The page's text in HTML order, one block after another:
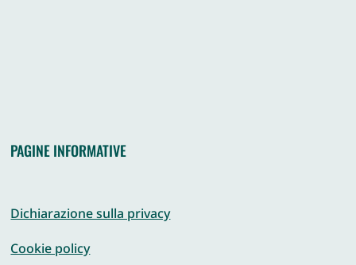
PAGINE INFORMATIVE
Dichiarazione sulla privacy
Cookie policy